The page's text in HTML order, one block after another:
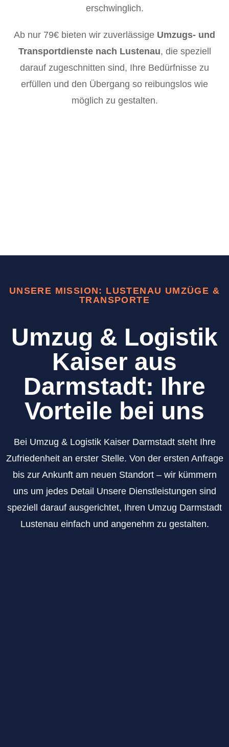
erschwinglich.
Ab nur 79€ bieten wir zuverlässige Umzugs- und
Transportdienste nach Lustenau, die speziell
darauf zugeschnitten sind, Ihre Bedürfnisse zu
erfüllen und den Übergang so reibungslos wie
möglich zu gestalten.
UNSERE MISSION: LUSTENAU UMZÜGE &
TRANSPORTE
Umzug & Logistik
Kaiser aus
Darmstadt: Ihre
Vorteile bei uns
Bei Umzug & Logistik Kaiser Darmstadt steht Ihre
Zufriedenheit an erster Stelle. Von der ersten Anfrage
bis zur Ankunft am neuen Standort – wir kümmern
uns um jedes Detail Unsere Dienstleistungen sind
speziell darauf ausgerichtet, Ihren Umzug Darmstadt
Lustenau einfach und angenehm zu gestalten.